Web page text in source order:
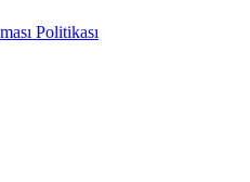
Politikası